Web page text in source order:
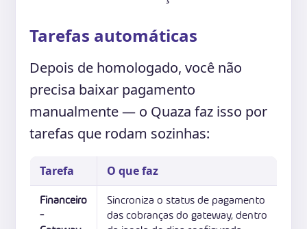
Tarefas automáticas
Depois de homologado, você não
precisa baixar pagamento
manualmente — o Quaza faz isso por
tarefas que rodam sozinhas:
Tarefa O que faz
Financeiro
-
Sincroniza o status de pagamento
das cobranças do gateway, dentro